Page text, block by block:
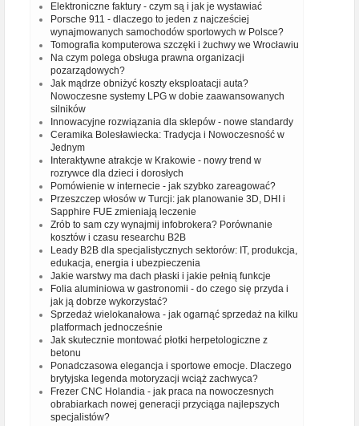
Elektroniczne faktury - czym są i jak je wystawiać
Porsche 911 - dlaczego to jeden z najcześciej
wynajmowanych samochodów sportowych w Polsce?
Tomografia komputerowa szczęki i żuchwy we Wrocławiu
Na czym polega obsługa prawna organizacji
pozarządowych?
Jak mądrze obniżyć koszty eksploatacji auta?
Nowoczesne systemy LPG w dobie zaawansowanych
silników
Innowacyjne rozwiązania dla sklepów - nowe standardy
Ceramika Bolesławiecka: Tradycja i Nowoczesność w
Jednym
Interaktywne atrakcje w Krakowie - nowy trend w
rozrywce dla dzieci i dorosłych
Pomówienie w internecie - jak szybko zareagować?
Przeszczep włosów w Turcji: jak planowanie 3D, DHI i
Sapphire FUE zmieniają leczenie
Zrób to sam czy wynajmij infobrokera? Porównanie
kosztów i czasu researchu B2B
Leady B2B dla specjalistycznych sektorów: IT, produkcja,
edukacja, energia i ubezpieczenia
Jakie warstwy ma dach płaski i jakie pełnią funkcje
Folia aluminiowa w gastronomii - do czego się przyda i
jak ją dobrze wykorzystać?
Sprzedaż wielokanałowa - jak ogarnąć sprzedaż na kilku
platformach jednocześnie
Jak skutecznie montować płotki herpetologiczne z
betonu
Ponadczasowa elegancja i sportowe emocje. Dlaczego
brytyjska legenda motoryzacji wciąż zachwyca?
Frezer CNC Holandia - jak praca na nowoczesnych
obrabiarkach nowej generacji przyciąga najlepszych
specjalistów?